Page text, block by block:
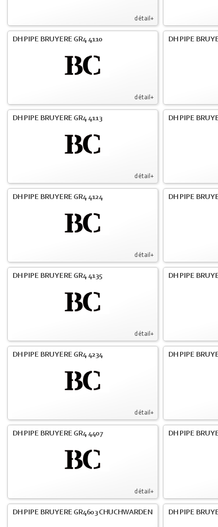
détail+
détail+
DH PIPE BRUYERE GR4 4110 DH PIPE
détail+
DH PIPE BRUYERE GR4 4113 DH PIPE
détail+
DH PIPE BRUYERE GR4 4124 DH PIPE
détail+
DH PIPE BRUYERE GR4 4135 DH PIPE
détail+
DH PIPE BRUYERE GR4 4234 DH PIPE
détail+
DH PIPE BRUYERE GR4 4407 DH PIPE
DH PIPE BRUYERE GR4603 CHUCHWARDEN DH PIPE